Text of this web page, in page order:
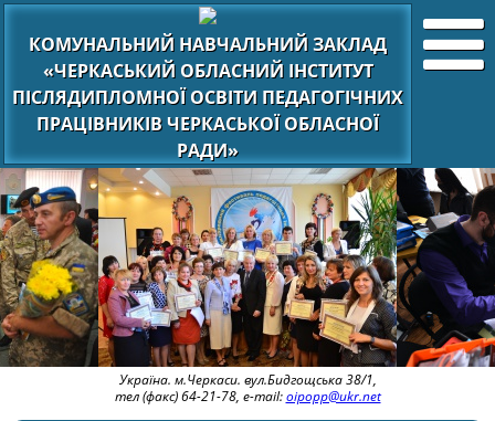
КОМУНАЛЬНИЙ НАВЧАЛЬНИЙ ЗАКЛАД
«ЧЕРКАСЬКИЙ ОБЛАСНИЙ ІНСТИТУТ
ПІСЛЯДИПЛОМНОЇ ОСВІТИ ПЕДАГОГІЧНИХ
ПРАЦІВНИКІВ ЧЕРКАСЬКОЇ ОБЛАСНОЇ
РАДИ»
Україна. м.Черкаси. вул.Бидгощська 38/1,
тел (факс) 64-21-78, e-mail:oipopp@ukr.net